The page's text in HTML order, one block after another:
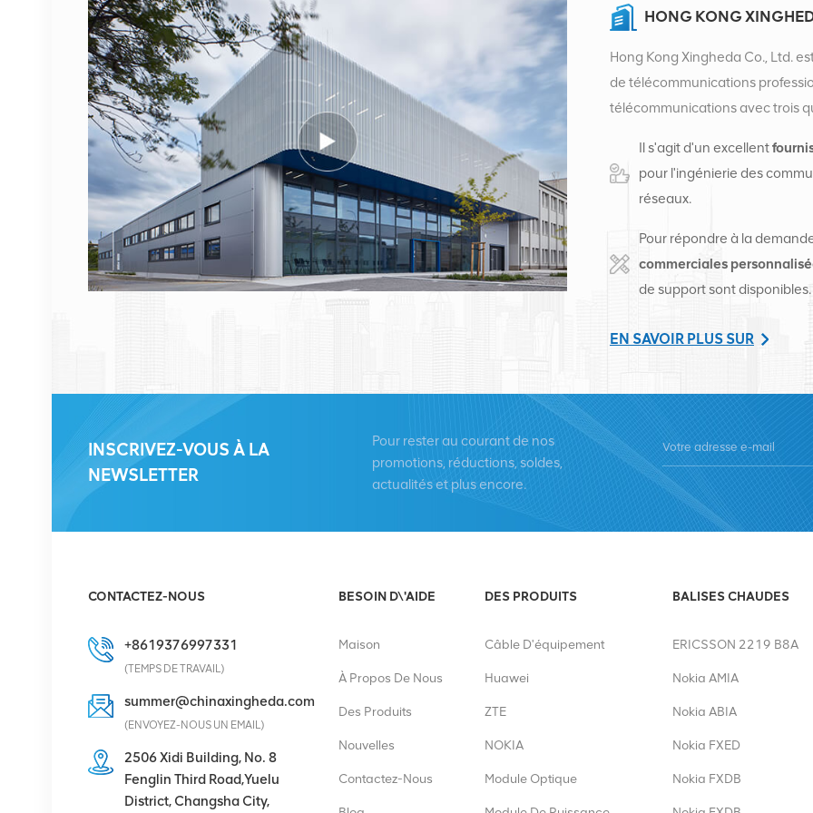
AHEGC 474914A
AirScale RRH 4T4R RRU
VOIR LES DÉTAILS
Câble fibre optique
NOKIA FUFAS
473288A.102 LC OD-LC
OD double 2m
VOIR LES DÉTAILS
1662SMC 3AL98324AA
SYNTH4V2 pour
ERICSSON 2212 B31
KRC 161 893/1 Unité
radio à distance
VOIR LES DÉTAILS
HUAWEI RRU5909
multimode 2100 MHz
HUAWEI UBBPg1a
de base Huawei BBU
3900
Redresseur Eltek
HONG KONG
Hong Kong Xingheda Co., Ltd.
de télécommunications
télécommunications avec trois
centres de distribution d'usine
créé un siège commercial
en Afrique et en Russie,
principaux opérateurs de
transformation d'équipement
auxiliaires de support. Les
prix raisonnables et une
Il s'agit d'un excellent
pour l'ingénierie des
réseaux.
Pour répondre à la
commerciales
de support sont disponibles.
EN SAVOIR PLUS SUR
INSCRIVEZ-VOUS À LA
NEWSLETTER
Pour rester au courant de nos
promotions, réductions, soldes,
actualités et plus encore.
CONTACTEZ-NOUS
+8619376997331
(TEMPS DE TRAVAIL)
summer@chinaxingheda.com
(ENVOYEZ-NOUS UN EMAIL)
2506 Xidi Building, No. 8
Fenglin Third Road,Yuelu
District, Changsha City,
BESOIN D\'AIDE
Maison
À Propos De Nous
Des Produits
Nouvelles
Contactez-Nous
DES PRODUITS
Câble D'équipement
Huawei
ZTE
NOKIA
Module Optique
BALISES CHAUDES
ERICSSON 2219 B8A
Nokia AMIA
Nokia ABIA
Nokia FXED
Nokia FXDB